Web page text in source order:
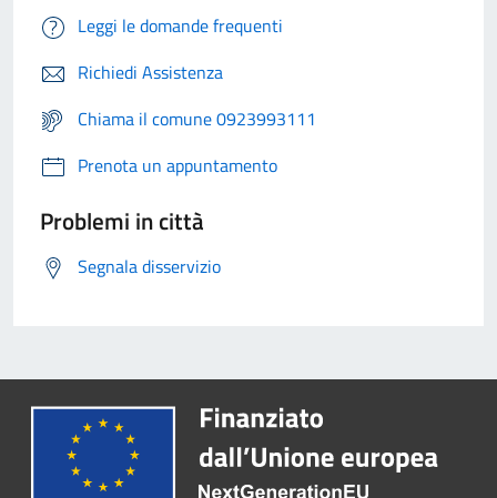
Leggi le domande frequenti
Richiedi Assistenza
Chiama il comune 0923993111
Prenota un appuntamento
Problemi in città
Segnala disservizio